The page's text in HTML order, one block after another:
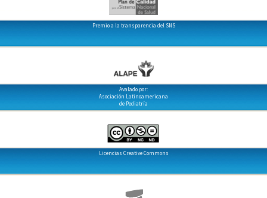
Premio a la transparencia del SNS
Avalado por:
Asociación Latinoamericana
de Pediatría
Licencias Creative Commons